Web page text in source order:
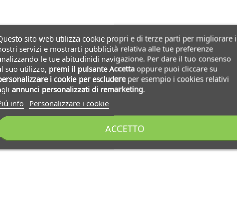
sito web utilizza cookie propri e di terze parti per migliorare i
servizi e mostrarti pubblicità relativa alle tue preferenze
le tue abitudinidi navigazione. Per dare il tuo consenso
suo utilizzo, premi il pulsante Accettaoppure puoi cliccare su
i cookie per escludereper esempio i cookies relativi
annunci personalizzati di remarketing.
info
Personalizzare i cookie
ACCETTO